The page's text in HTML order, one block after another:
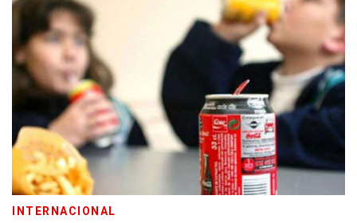
INTERNACIONAL